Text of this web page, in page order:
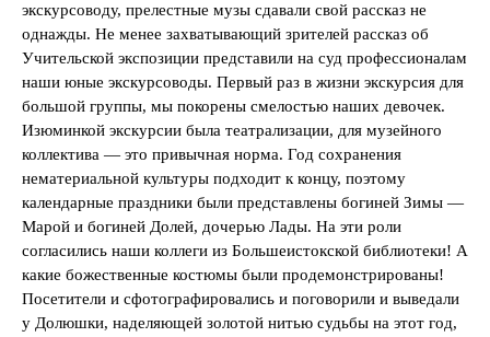
экскурсоводу, прелестные музы сдавали свой рассказ не
однажды. Не менее захватывающий зрителей рассказ об
Учительской экспозиции представили на суд профессионалам
наши юные экскурсоводы. Первый раз в жизни экскурсия для
большой группы, мы покорены смелостью наших девочек.
Изюминкой экскурсии была театрализации, для музейного
коллектива — это привычная норма. Год сохранения
нематериальной культуры подходит к концу, поэтому
календарные праздники были представлены богиней Зимы —
Марой и богиней Долей, дочерью Лады. На эти роли
согласились наши коллеги из Большеистокской библиотеки! А
какие божественные костюмы были продемонстрированы!
Посетители и сфотографировались и поговорили и выведали
у Долюшки, наделяющей золотой нитью судьбы на этот год,